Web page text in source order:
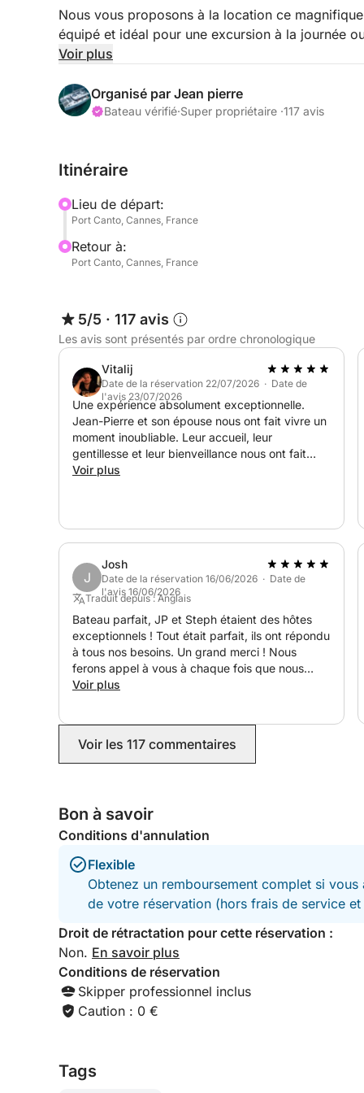
Nous vous proposons à la location ce
équipé et idéal pour une excursion à la journée
moments de détente, pauses gourmandes,
criques isolées aux eaux cristallines.
votre journée : 3 paddles, 1 kayak biplace,
Pour une expérience encore plus complète,
supplémentaires sur demande, tels que la
Au plaisir de vous accueillir à bord,
Stéphane et Jean-Pierre
Voir plus
Organisé par Jean pierre
Bateau vérifié·Super propriétaire ·117 avis
Itinéraire
Lieu de départ:
Port Canto, Cannes, France
Retour à:
Port Canto, Cannes, France
5/5 · 117 avis
Les avis sont présentés par ordre chronologique
Vitalij
Date de la réservation 22/07/2026 · Date de
l'avis 23/07/2026
Une expérience absolument exceptionnelle.
Jean-Pierre et son épouse nous ont fait vivre un
moment inoubliable. Leur accueil, leur
gentillesse et leur bienveillance nous ont fait
sentir comme des amis plutôt que comme des
souvenir. Nous reviendrons avec grand plaisir et
recommandons cette expérience les yeux
fermés !
Voir plus
J
Josh
Date de la réservation 16/06/2026 · Date de
l'avis 16/06/2026
Traduit depuis : Anglais
Bateau parfait, JP et Steph étaient des hôtes
exceptionnels ! Tout était parfait, ils ont répondu
à tous nos besoins. Un grand merci ! Nous
ferons appel à vous à chaque fois que nous
serons à Cannes.
Voir plus
Voir les 117 commentaires
Bon à savoir
Conditions d'annulation
Flexible
Obtenez un remboursement complet si
de votre réservation (hors frais de service
Droit de rétractation pour cette réservation :
Non. En savoir plus
Conditions de réservation
Skipper professionnel inclus
Caution : 0 €
Tags